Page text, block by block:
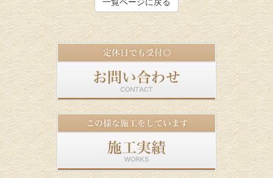
一覧ページに戻る